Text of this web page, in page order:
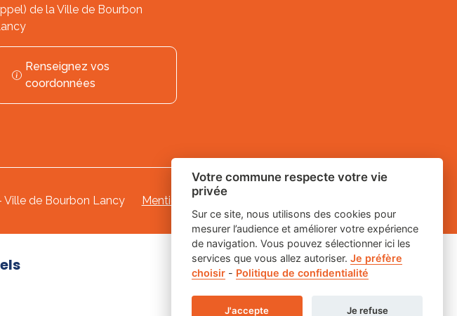
de la Ville de Bourbon
Renseignez vos
coordonnées
Ville de Bourbon Lancy Mentions légales
Votre commune respecte votre vie
privée
Sur ce site, nous utilisons des cookies pour
mesurer l’audience et améliorer votre expérience
de navigation. Vous pouvez sélectionner ici les
services que vous allez autoriser. Je préfère
choisir- Politique de confidentialité
J'accepte Je refuse